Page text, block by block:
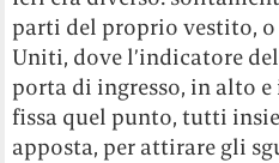
parti del proprio vestito,
Uniti, dove l’indicatore
porta di ingresso, in alto
fissa quel punto, tutti
apposta, per attirare gli